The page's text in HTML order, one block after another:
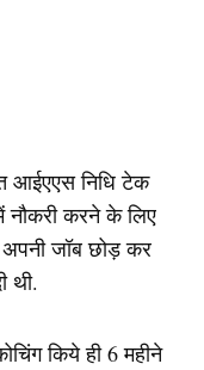
आईएएस निधि टेक
नौकरी करने के लिए
अपनी जॉब छोड़ कर
थी.
किये ही 6 महीने